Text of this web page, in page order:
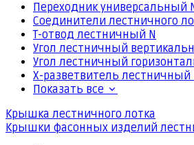
Переходник универсальный
Соединители лестничного
Т-отвод лестничный N
Угол лестничный
Угол лестничный
Х-разветвитель лестничный
Показать все
Крышка лестничного лотка
Крышки фасонных изделий